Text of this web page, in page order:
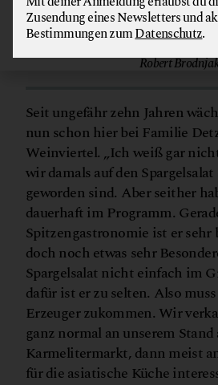
Großhandel kaufen, dafür ist
muss man direkt auf uns
Robert
Seit ungefähr zehn Jahren
nun schon hier bei Familie
Weinviertel. „Ich weiß gar
wir damals auf den
geworden sind. Aber seither
dauerhaft im Programm.
Spitzengastronomie ist er sehr
doch noch etwas sehr
Spargelsalat nicht einfach im
dafür ist er zu selten. Also
Erzeuger zukommen. Wir
ganz normal an unserem Stand
Karmelitermarkt, dann meist
für die asiatische Küche
Zusendung eines Newsletters und
Bestimmungen zumDatenschutz.